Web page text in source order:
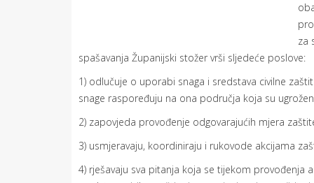
za
spašavanja Županijski stožer vrši sljedeće poslove:
1) odlučuje o uporabi snaga i sredstava civilne
snage raspoređuju na ona područja koja su
2) zapovjeda provođenje odgovarajućih mjera
3) usmjeravaju, koordiniraju i rukovode akcijama
4) rješavaju sva pitanja koja se tijekom provođenja